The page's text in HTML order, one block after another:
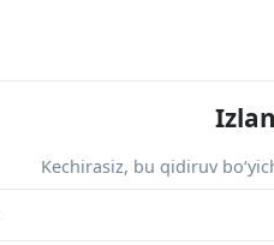
Kechirasiz, bu qidiruv